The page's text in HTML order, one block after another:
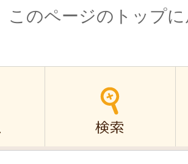
このページのトップ